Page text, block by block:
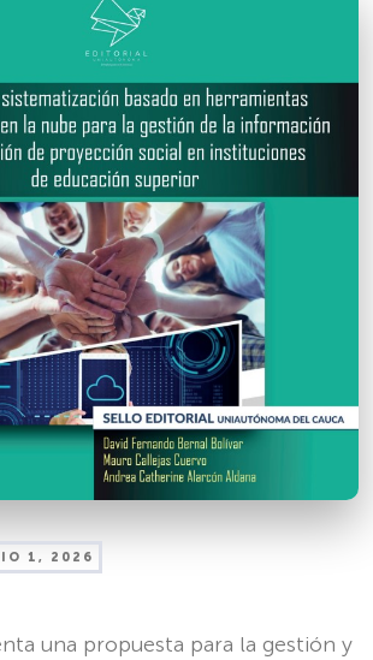
1, 2026
una propuesta para la gestión y